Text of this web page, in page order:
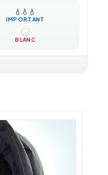
💧 💧 💧
IMPORTANT
BLANC